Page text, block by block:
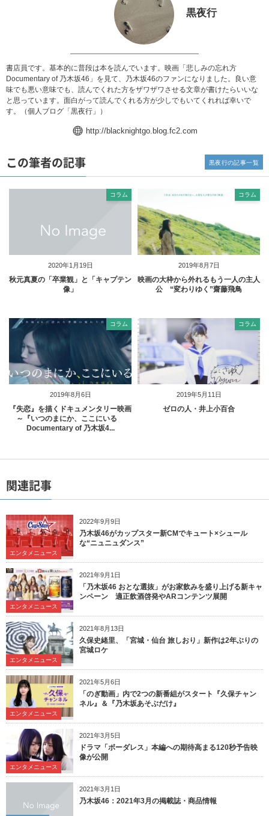
黒夜行
書店員です。基本的に普段は本を読んでいます。映画「悲しみの忘れ方
Documentary of 乃木坂46」を見て、乃木坂46のファンになりました。良い意
味でも悪い意味でも、読んでくれた方をザワザワさせる文章が書けたらいいな
と思っています。面白がって読んでくれる方が少しでもいてくれれば幸いで
す。（個人ブログ「 黒夜行 」）
http://blacknightgo.blog.fc2.com
この筆者の記事
2020年1月19日
コラム
秋元真夏の「卒業観」と「キャプテン
像」
2019年8月7日
コラム
映画の大枠から外れるもう一人の主人
公 “変わりゆく”齋藤飛鳥
2019年8月6日
コラム
『失恋』を描くドキュメンタリー映画
～『いつのまにか、ここにいる
Documentary of 乃木坂4...
2019年5月11日
コラム
ゼロの人・井上小百合
黒夜行の記事一覧
関連記事
2022年9月9日
エンタメニュース
乃木坂46がカップスター新CMでキュート×シュール
な“ニュニュダンス”
2021年9月1日
エンタメニュース
「乃木坂46 おとな選抜」がお家飲みを盛り上げる新キャ
ンペーン 適正飲酒啓発やARコンテンツ展開
2021年8月13日
エンタメニュース
久保史緒里、「宮城・仙台 旅しおり」新作は2年ぶりの
宮城ロケ
2021年5月6日
エンタメニュース
「のぎ動画」内で2つの新番組がスタート『久保チャン
ネル』＆『乃木坂あそぶだけ』
2021年3月5日
エンタメニュース
ドラマ「ボーダレス」本編への期待高まる120秒予告映
像が公開
2021年3月1日
乃木坂46：2021年3月の掲載誌・商品情報